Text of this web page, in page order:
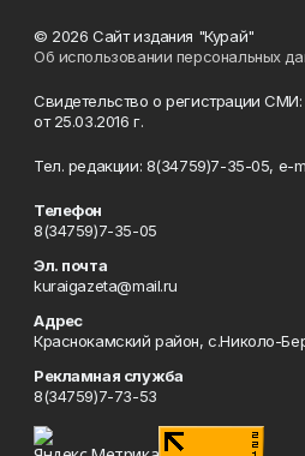
© 2026 Сайт издания "Курай"
Об использовании персональных
Свидетельство о регистрации
от 25.03.2016 г.
Тел. редакции: 8(34759)7-35-05, e-
Телефон
8(34759)7-35-05
Эл. почта
kuraigazeta@mail.ru
Адрес
Краснокамский район, с.Николо-
Рекламная служба
8(34759)7-73-53